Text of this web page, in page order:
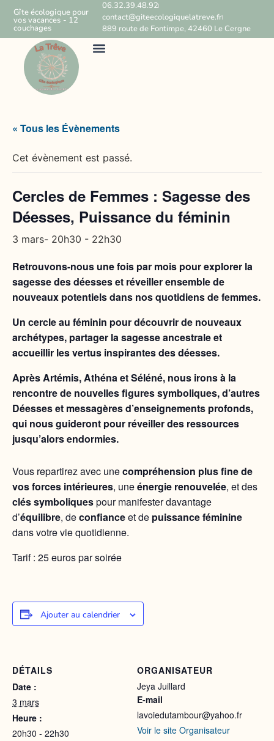
Gîte écologique pour
vos vacances - 12
couchages
06.32.39.48.92
contact@giteecologiquelatreve.fr
889 route de Fontimpe, 42460 Le Cergne
« Tous les Évènements
Cet évènement est passé.
Cercles de Femmes : Sagesse des
Déesses, Puissance du féminin
3 mars- 20h30 - 22h30
Retrouvons-nous une fois par mois pour explorer la
sagesse des déesses et réveiller ensemble de
nouveaux potentiels dans nos quotidiens de femmes.
Un cercle au féminin pour découvrir de nouveaux
archétypes, partager la sagesse ancestrale et
accueillir les vertus inspirantes des déesses.
Après Artémis, Athéna et Séléné, nous irons à la
rencontre de nouvelles figures symboliques, d’autres
Déesses et messagères d’enseignements profonds,
qui nous guideront pour réveiller des ressources
jusqu’alors endormies.
Vous repartirez avec unecompréhension plus fine de
vos forces intérieures, uneénergie renouvelée, et des
clés symboliquespour manifester davantage
d’équilibre, deconfianceet de puissance féminine
dans votre vie quotidienne.
Tarif : 25 euros par soirée
Ajouter au calendrier
DÉTAILS
Date :
3 mars
Heure :
20h30 - 22h30
ORGANISATEUR
Jeya Juillard
E-mail
lavoiedutambour@yahoo.fr
Voir le site Organisateur